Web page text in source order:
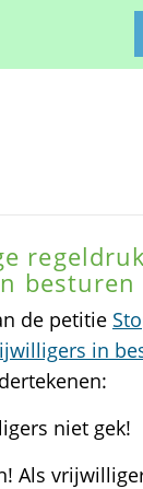
besturen
de petitie
in
niet gek!
Als